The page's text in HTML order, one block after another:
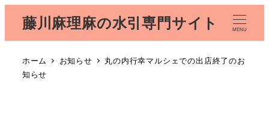
藤川麻理麻の水引専門サイト MENU
ホーム お知らせ
丸の内行幸マルシェでの出店終了のお
知らせ